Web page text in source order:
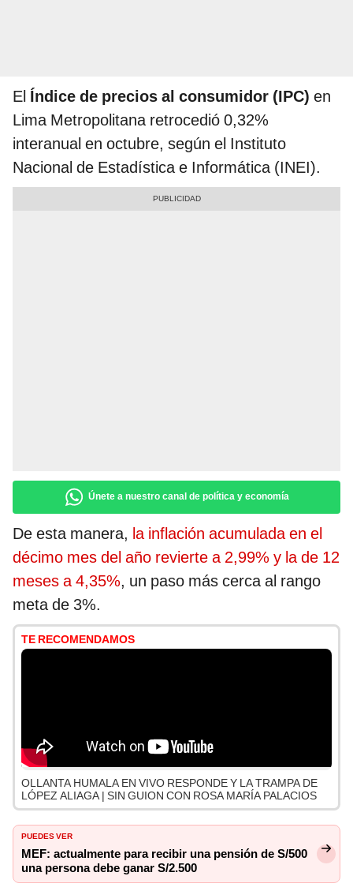
El Índice de precios al consumidor (IPC) en
Lima Metropolitana retrocedió 0,32%
interanual en octubre, según el Instituto
Nacional de Estadística e Informática (INEI).
Únete a nuestro canal de política y economía
De esta manera, la inflación acumulada en el
décimo mes del año revierte a 2,99% y la de 12
meses a 4,35%, un paso más cerca al rango
meta de 3%.
TE RECOMENDAMOS
OLLANTA HUMALA EN VIVO RESPONDE Y LA TRAMPA DE
LÓPEZ ALIAGA | SIN GUION CON ROSA MARÍA PALACIOS
PUEDES VER
MEF: actualmente para recibir una pensión de S/500
una persona debe ganar S/2.500